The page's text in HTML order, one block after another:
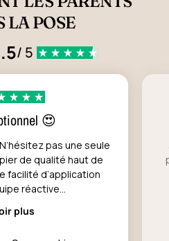
LA POSE
/ 5
😍
pas une seule
de qualité haut de
facilité d’application
réactive...
plus